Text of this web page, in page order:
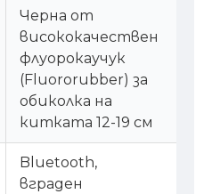
Черна от
висококачествен
флуорокаучук
(Fluororubber) за
обиколка на
китката 12-19 см
Bluetooth,
вграден